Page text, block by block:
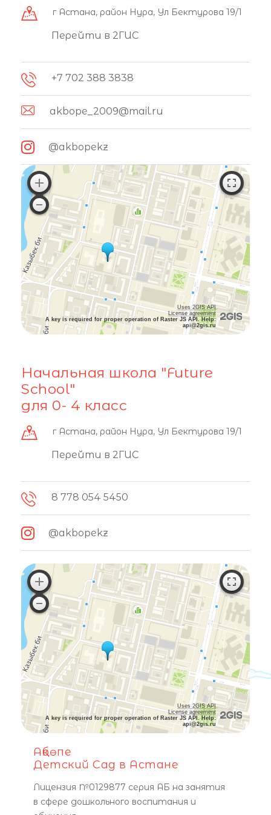
г Астана, район Нура, Ул Бектурова 19/1
Перейти в 2ГИС
+7 702 388 3838
akbope_2009@mail.ru
@akbopekz
Uses 2GIS API
License agreement
A key is required for proper operation of Raster JS API. Help:
api@2gis.ru
Начальная школа "Future
School"
для 0- 4 класс
г Астана, район Нура, Ул Бектурова 19/1
Перейти в 2ГИС
8 778 054 5450
@akbopekz
Uses 2GIS API
License agreement
A key is required for proper operation of Raster JS API. Help:
api@2gis.ru
Ақбөпе
Детский Сад в Астане
Лицензия №0129877 серия АБ на занятия
в сфере дошкольного воспитания и